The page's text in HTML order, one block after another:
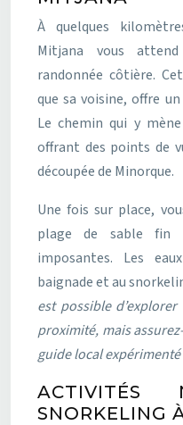
À quelques
Mitjana vous
randonnée côtière.
que sa voisine, offre
Le chemin qui y
offrant des points de
découpée de Minorque.
Une fois sur place,
plage de sable fin
imposantes. Les
baignade et au
est possible
proximité, mais
guide local expérimenté
ACTIVITÉS
SNORKELING